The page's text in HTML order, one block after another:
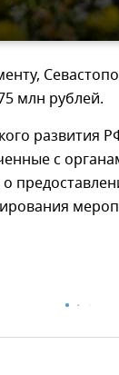
млн рублей.
развития
с